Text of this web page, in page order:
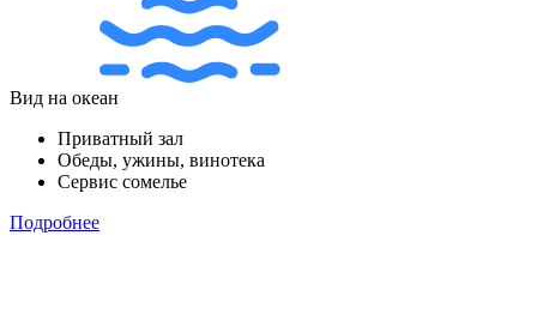
Вид на океан
Приватный зал
Обеды, ужины, винотека
Сервис сомелье
Подробнее